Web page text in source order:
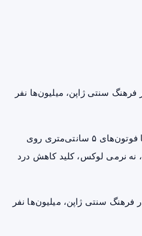
سنتی ژاپن، میلیون‌ها نفر
بیشتر مردم فکر می‌کنند تشک ضخیم و گران یعنی خواب بهتر و کمر سالم‌تر. اما ژاپنی‌ها با فوتون‌های ۵ سانتی‌متری روی
نه نرمی لوکس، کلید کاهش درد
فرهنگ سنتی ژاپن، میلیون‌ها نفر